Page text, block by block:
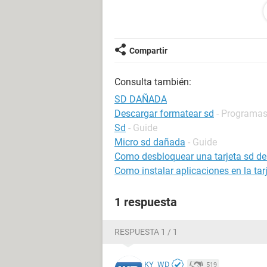
60.736 KB están disponibles.
488.672 unidades de asignación en
1.898 unidades de asignación
Muchas gracias!!
Compartir
Consulta también:
SD DAÑADA
Descargar formatear sd -
Sd - Guide
Micro sd dañada - Guide
Como desbloquear una tarjeta sd
Como instalar aplicaciones en la
1 respuesta
RESPUESTA 1 / 1
KY_WD 519